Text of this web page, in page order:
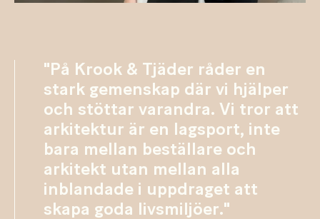
"På Krook & Tjäder råder en
stark gemenskap där vi hjälper
och stöttar varandra. Vi tror att
arkitektur är en lagsport, inte
bara mellan beställare och
arkitekt utan mellan alla
inblandade i uppdraget att
skapa goda livsmiljöer."